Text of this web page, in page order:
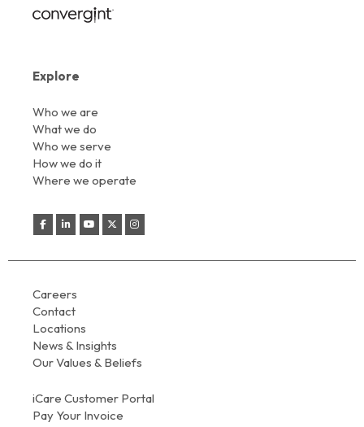
Explore
Who we are
What we do
Who we serve
How we do it
Where we operate
Careers
Contact
Locations
News & Insights
Our Values & Beliefs
iCare Customer Portal
Pay Your Invoice